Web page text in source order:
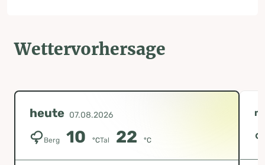
Wettervorhersage
heute 07.08.2026
Berg 10 °CTal 22 °C